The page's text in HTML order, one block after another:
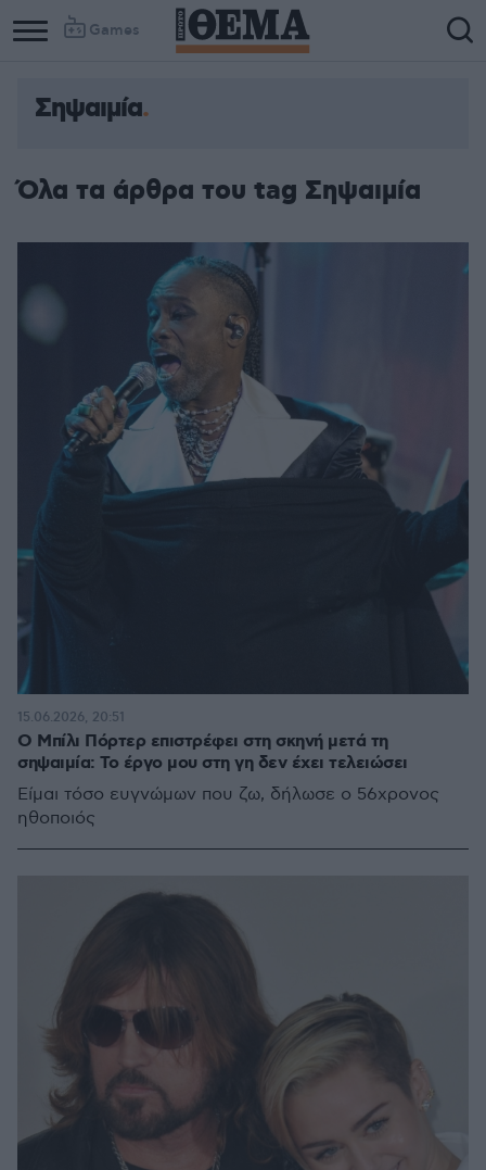
Games
Σηψαιμία
Όλα τα άρθρα του tag Σηψαιμία
Ο Μπίλι Πόρτερ επιστρέφει στη σκηνή μετά τη
σηψαιμία: Το έργο μου στη γη δεν έχει τελειώσει
Είμαι τόσο ευγνώμων που ζω, δήλωσε ο 56χρονος
ηθοποιός
15.06.2026, 20:51